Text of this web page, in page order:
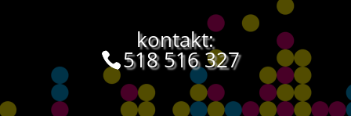
kontakt:
518 516 327